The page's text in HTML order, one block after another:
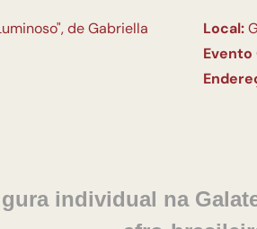
de Gabriella
Local:
Evento
individual na